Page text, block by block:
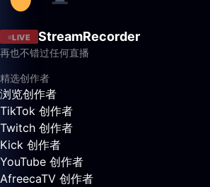
LIVE StreamRecorder
再也不错过任何直播
精选创作者
浏览创作者
TikTok 创作者
Twitch 创作者
Kick 创作者
YouTube 创作者
AfreecaTV 创作者